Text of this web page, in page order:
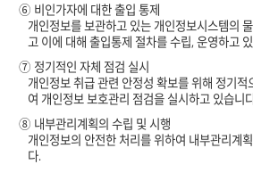
⑥ 비인가자에 대한 출입 통제
개인정보를 보관하고 있는 개인정보시스템의
고 이에 대해 출입통제 절차를 수립, 운영하고
⑦ 정기적인 자체 점검 실시
개인정보 취급 관련 안정성 확보를 위해 정기적
여 개인정보 보호관리 점검을 실시하고 있습니
⑧ 내부관리계획의 수립 및 시행
개인정보의 안전한 처리를 위하여 내부관리계
다.